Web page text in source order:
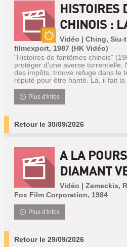
Nouveauté
HISTOIRES
CHINOIS :
Vidéo | Ching,
filmexport, 1987 (HK Vidéo)
"Histoires de fantômes chinois"
protéger d'une averse torrentielle,
des impôts, trouve refuge dans le
réputé pour être hanté. Là, il fait la
Plus d'infos
Retour le 30/09/2026
A LA
DIAMANT
Vidéo | Zemeckis,
Fox Film Corporation, 1984
Plus d'infos
Retour le 29/09/2026